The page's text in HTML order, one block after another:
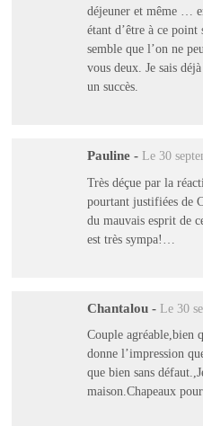
déjeuner et même …
étant d’être à ce
semble que l’on ne
vous deux. Je sais
un succès.
Pauline - Le 30
Très déçue par la
pourtant justifiées de
du mauvais esprit de
est très sympa!…
Chantalou - Le 30
Couple agréable,bien
donne l’impression
que bien sans
maison.Chapeaux